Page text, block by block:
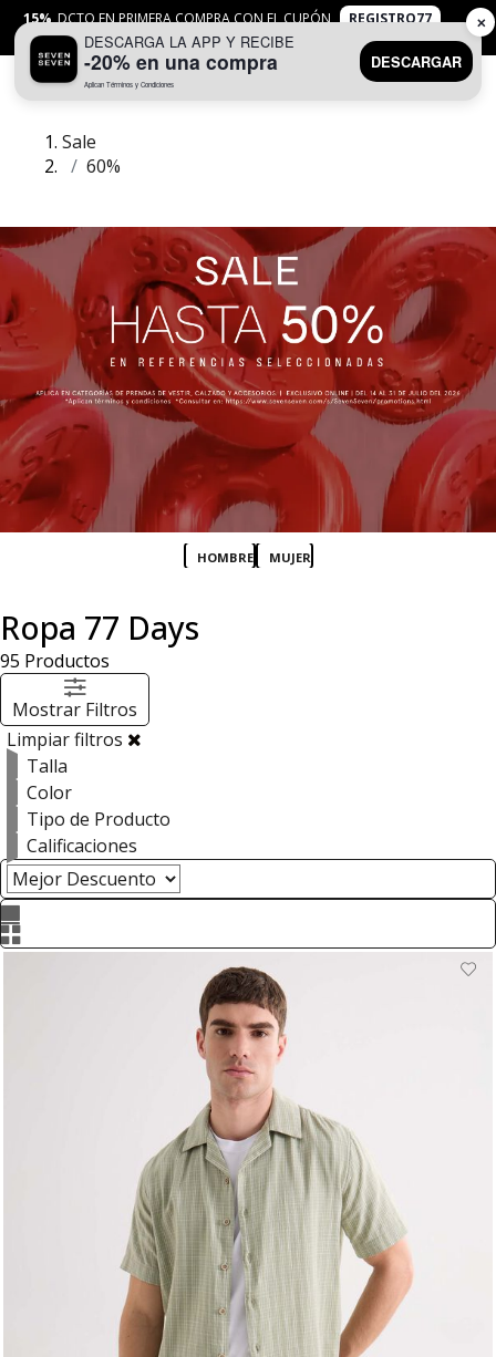
15% DCTO EN PRIMERA COMPRA CON EL CUPÓN
REGISTRO77
APLICANTYC
Sale
60%
HOMBRE MUJER
Ropa 77 Days
95 Productos
Mostrar Filtros
Limpiar filtros
Talla
Color
Tipo de Producto
Calificaciones
DESCARGA LA APP Y RECIBE
-20% en una compra
Aplican Términos y Condiciones
DESCARGAR
✕